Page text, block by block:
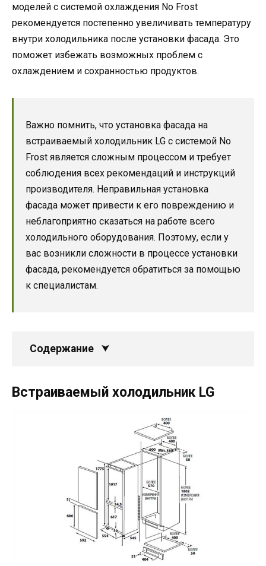
моделей с системой охлаждения No Frost
рекомендуется постепенно увеличивать температуру
внутри холодильника после установки фасада. Это
поможет избежать возможных проблем с
охлаждением и сохранностью продуктов.
Важно помнить, что установка фасада на
встраиваемый холодильник LG с системой No
Frost является сложным процессом и требует
соблюдения всех рекомендаций и инструкций
производителя. Неправильная установка
фасада может привести к его повреждению и
неблагоприятно сказаться на работе всего
холодильного оборудования. Поэтому, если у
вас возникли сложности в процессе установки
фасада, рекомендуется обратиться за помощью
к специалистам.
Содержание
Встраиваемый холодильник LG